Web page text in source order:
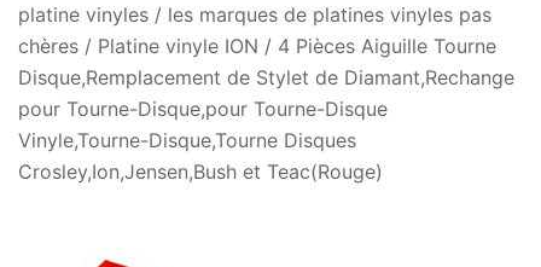
platine vinyles / les marques de platines vinyles pas
chères / Platine vinyle ION / 4 Pièces Aiguille Tourne
Disque,Remplacement de Stylet de Diamant,Rechange
pour Tourne-Disque,pour Tourne-Disque
Vinyle,Tourne-Disque,Tourne Disques
Crosley,Ion,Jensen,Bush et Teac(Rouge)